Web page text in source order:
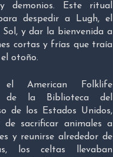
demonios. Este ritual
despedir a Lugh, el
Sol, y dar la bienvenida a
cortas y frías que traía
otoño.
el American Folklife
de la Biblioteca del
de los Estados Unidos,
de sacrificar animales a
y reunirse alrededor de
los celtas llevaban